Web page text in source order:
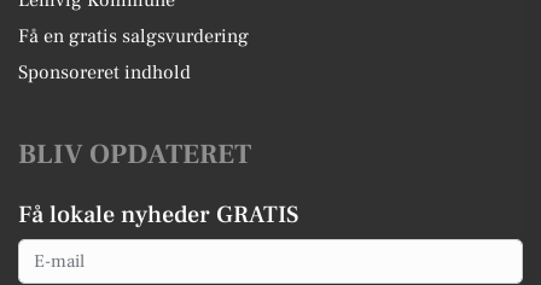
Få en gratis salgsvurdering
Sponsoreret indhold
BLIV OPDATERET
Få lokale nyheder GRATIS
Email